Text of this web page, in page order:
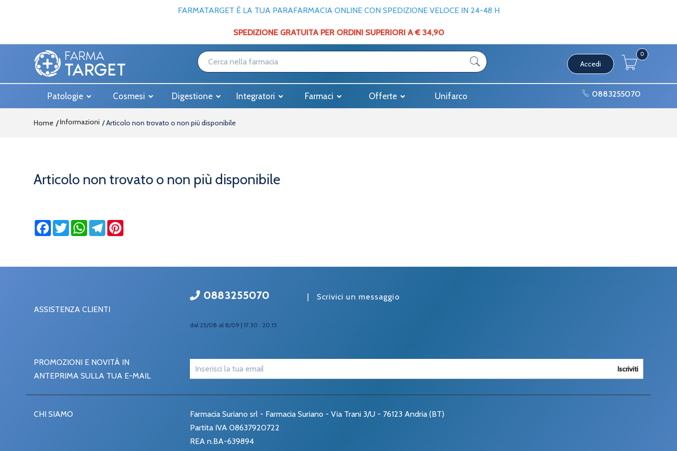
FARMATARGET È LA TUA PARAFARMACIA ONLINE CON SPEDIZIONE VELOCE IN 24-48 H
SPEDIZIONE GRATUITA PER ORDINI SUPERIORI A € 34,90
Accedi
0
Patologie Cosmesi Digestione Integratori Farmaci Offerte Unifarco 0883255070
Home Informazioni Articolo non trovato o non più disponibile
Articolo non trovato o non più disponibile
Facebook
TwitterWhatsApp
Telegram
ASSISTENZA CLIENTI
0883255070
dal 25/08 al 8/09 | 17.30 : 20.15
| Scrivici un messaggio
PROMOZIONI E NOVITÀ IN
ANTEPRIMA SULLA TUA E-MAIL
Iscriviti
CHI SIAMO
Farmacia Suriano srl - Farmacia Suriano - Via Trani 3/U - 76123 Andria (BT)
Partita IVA 08637920722
REA n.BA-639894